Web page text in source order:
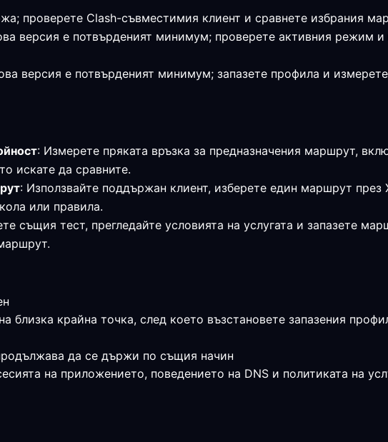
проверете Clash-съвместимия клиент и сравнете избрания
версия е потвърденият минимум; проверете активния режим
версия е потвърденият минимум; запазете профила и
: Измерете пряката връзка за предназначения маршрут,
искате да сравните.
: Използвайте поддържан клиент, изберете един маршрут
или правила.
същия тест, прегледайте условията на услугата и запазете
близка крайна точка, след което възстановете запазения
да се държи по същия начин
на приложението, поведението на DNS и политиката на